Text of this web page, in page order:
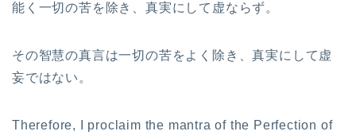
能く一切の苦を除き、真実にして虚ならず。
その智慧の真言は一切の苦をよく除き、真実にして虚
妄ではない。
Therefore, I proclaim the mantra of the Perfection of